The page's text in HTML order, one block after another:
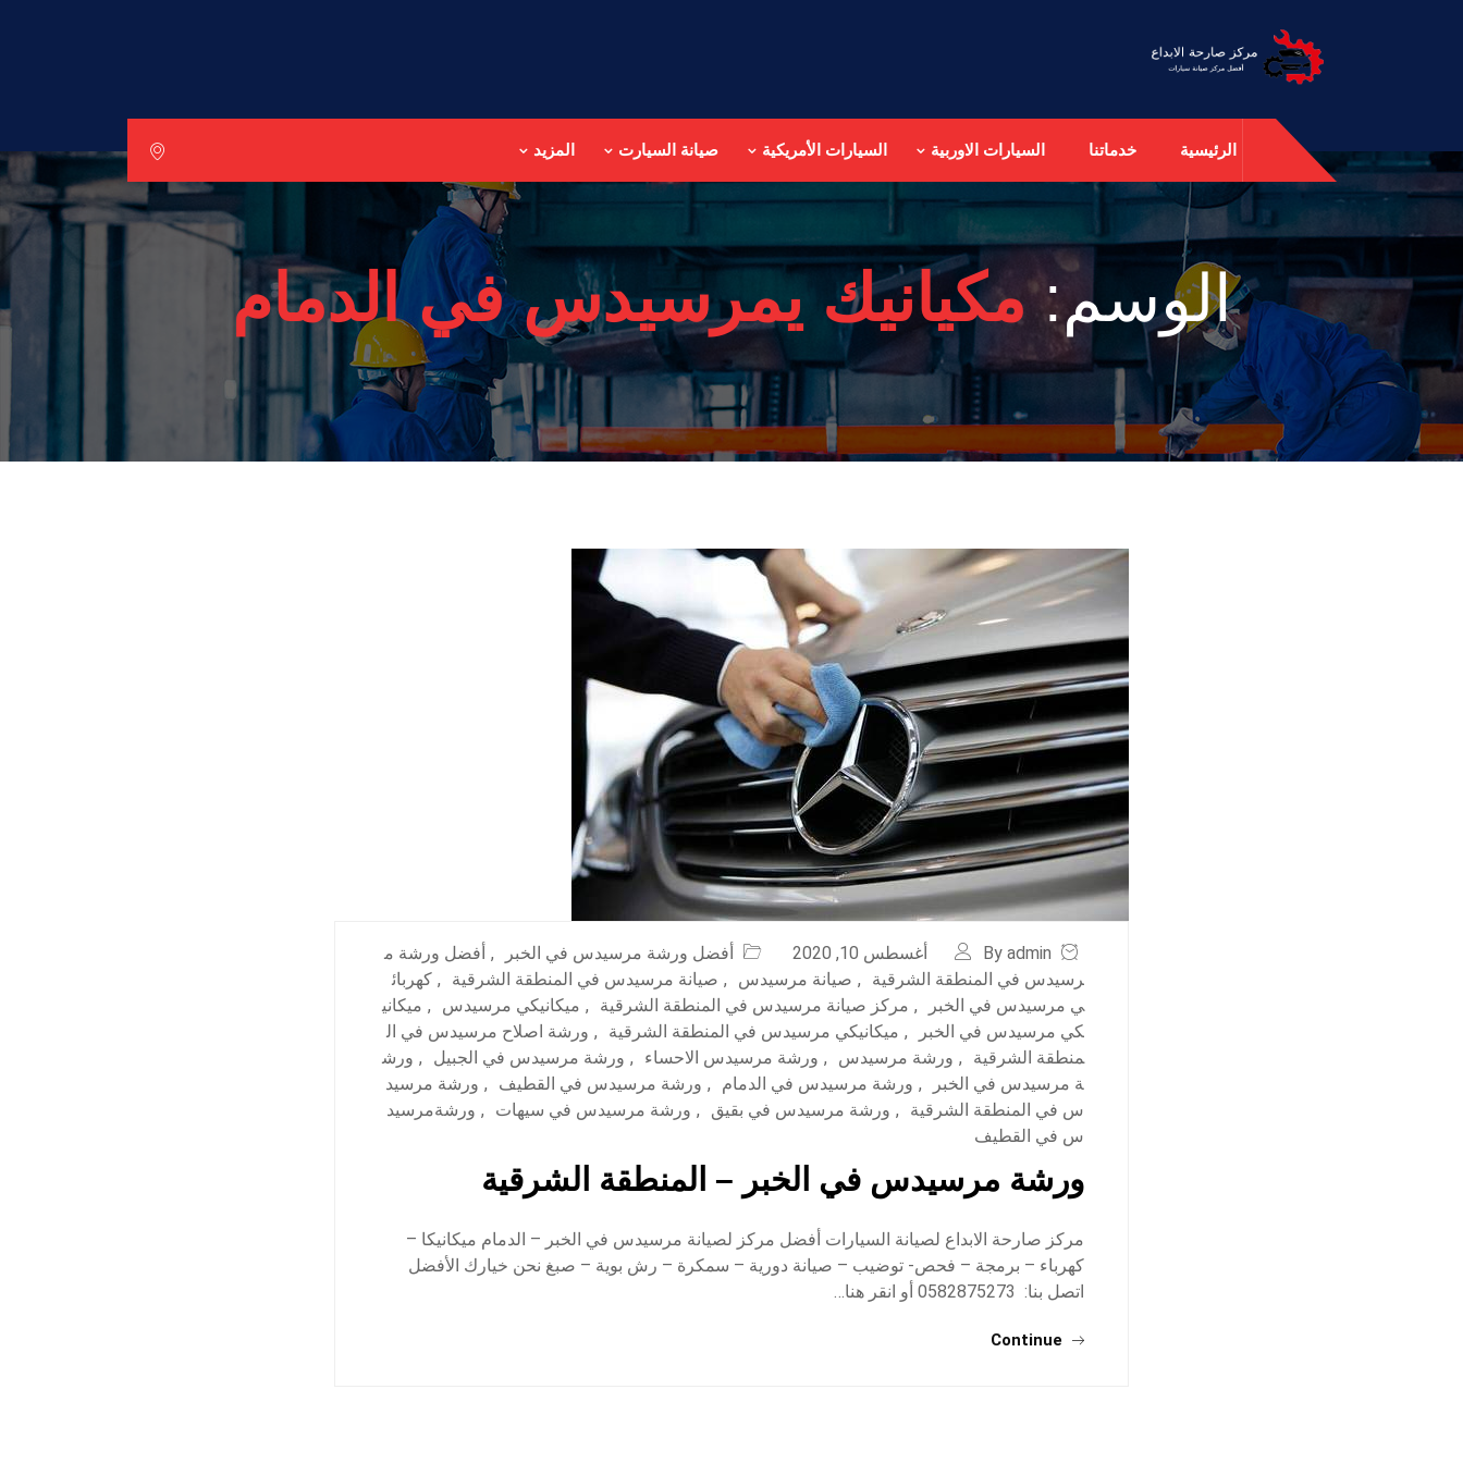
الرئيسية خدماتنا السيارات الاوربية السيارات الأمريكية صيانة السيارت المزيد
الوسم:مكيانيك يمرسيدس في الدمام
By admin أغسطس 10, 2020 أفضل ورشة مرسيدس في الخبر , أفضل ورشة م
رسيدس في المنطقة الشرقية
, صيانة مرسيدس , صيانة مرسيدس في المنطقة الشرقية , كهربائ
ي مرسيدس في الخبر
, مركز صيانة مرسيدس في المنطقة الشرقية , ميكانيكي مرسيدس , ميكاني
كي مرسيدس في الخبر
, ميكانيكي مرسيدس في المنطقة الشرقية , ورشة اصلاح مرسيدس في ال
منطقة الشرقية
, ورشة مرسيدس , ورشة مرسيدس الاحساء , ورشة مرسيدس في الجبيل , ورش
ة مرسيدس في الخبر
, ورشة مرسيدس في الدمام , ورشة مرسيدس في القطيف , ورشة مرسيد
س في المنطقة الشرقية
, ورشة مرسيدس في بقيق , ورشة مرسيدس في سيهات , ورشةمرسيد
س في القطيف
ورشة مرسيدس في الخبر – المنطقة الشرقية
مركز صارحة الابداع لصيانة السيارات أفضل مركز لصيانة مرسيدس في الخبر – الدمام ميكانيكا –
كهرباء – برمجة – فحص- توضيب – صيانة دورية – سمكرة – رش بوية – صبغ نحن خيارك الأفضل
اتصل بنا: 0582875273 أو انقر هنا…
Continue